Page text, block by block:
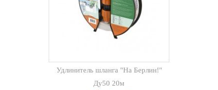
Удлинитель шланга "На Берлин!"
Ду50 20м